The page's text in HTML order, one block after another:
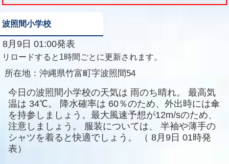
波照間小学校
8月9日 01:00発表
リロードすると1時間ごとに更新されます。
所在地： 沖縄県竹富町字波照間54
今日の波照間小学校の天気は 雨のち晴れ。
最高気
温は 34℃。 降水確率は 60％のため、外出時には傘
を持参しましょう。最大風速予想が12m/sのため、
注意しましょう。
服装については、
半袖や薄手の
シャツを着ると快適でしょう。
（ 8月9日 01時発
表）